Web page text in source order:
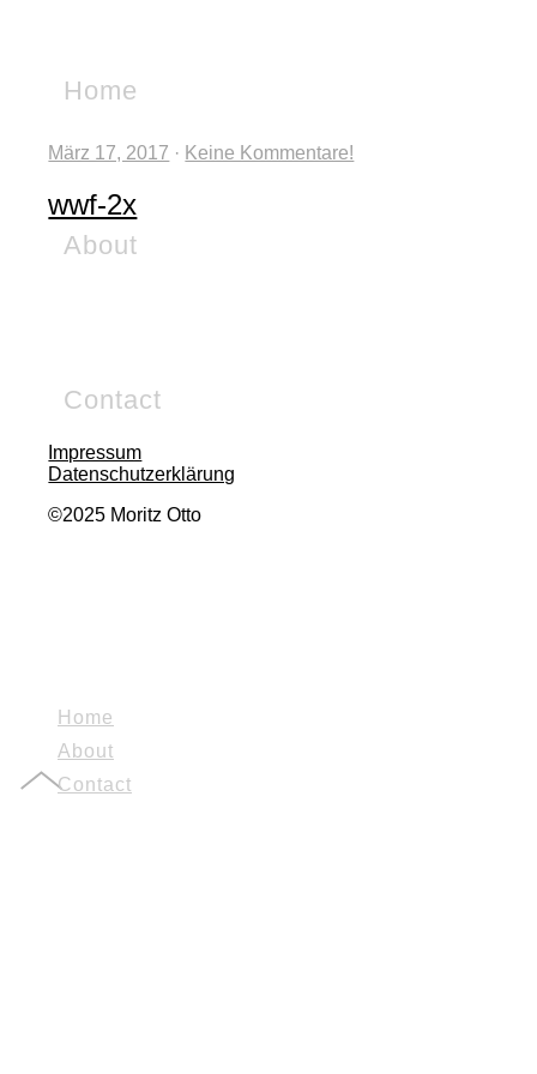
Home
About
Contact
Home
About
Contact
März 17, 2017 · Keine Kommentare!
wwf-2x
Impressum
Datenschutzerklärung
©2025 Moritz Otto